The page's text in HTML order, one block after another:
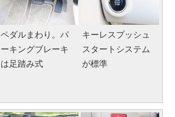
ペダルまわり。パ
ーキングブレーキ
は足踏み式
キーレスプッシュ
スタートシステム
が標準